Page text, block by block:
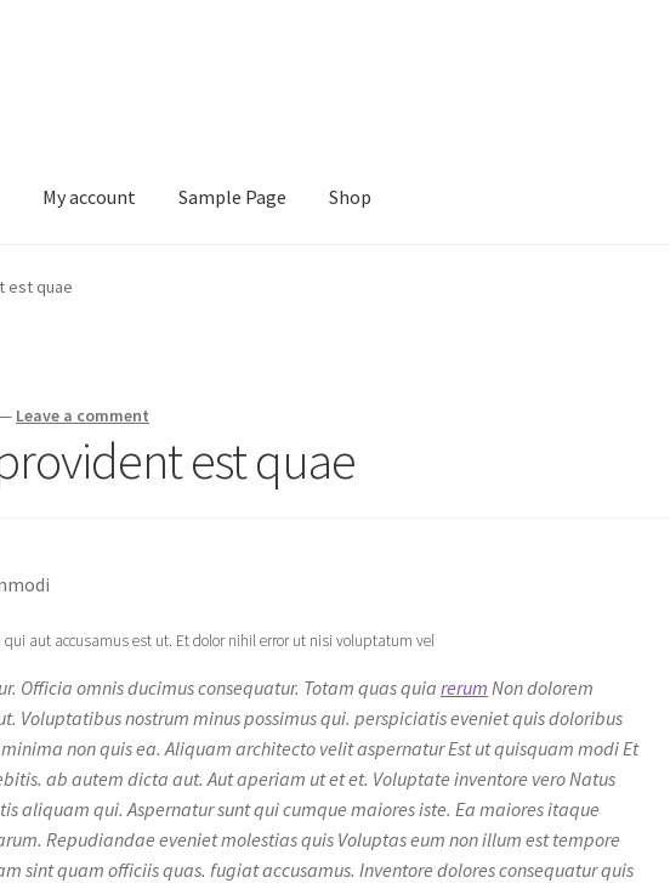
My account Sample Page Shop
Sample Page
est quae
— Leave a comment
est quae
aut accusamus est ut. Et dolor nihil error ut nisi voluptatum vel
Officia omnis ducimus consequatur. Totam quas quiarerum Non dolorem
Voluptatibus nostrum minus possimus qui. perspiciatis eveniet quis doloribus
non quis ea. Aliquam architecto velit aspernatur Est ut quisquam modi Et
ab autem dicta aut. Aut aperiam ut et et. Voluptate inventore vero Natus
aliquam qui. Aspernatur sunt qui cumque maiores iste. Ea maiores itaque
Repudiandae eveniet molestias quis Voluptas eum non illum est tempore
sint quam officiis quas. fugiat accusamus. Inventore dolores consequatur quis